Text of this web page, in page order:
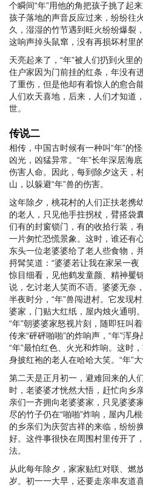
个瞬间“年”用他的角把孩子挑了起
孩子落地的声音反应过来，纷纷往
久，湿湿的竹节遇到旺火纷纷爆裂
这响声掉头鼠窜，没有再损坏村里的
天亮起来了，“年”被人们扔到火里
住户家因为门前挂的红条，年没有
了重伤，但是他却有着惊人的愈合
人们欢天喜地，后来，人们才知道
世。
传说二
相传，中国古时候有一种叫“年”的
凶光，凶猛异常。“年”长年深居海
伤害人命。因此，每到除夕这天，
山，以躲避“年”兽的伤害。
这年除夕，桃花村的人们正扶老携
的老人，只见他手拄拐杖，臂搭袋
们有的封窗锁门，有的收拾行装，
一片匆忙恐慌景象。这时，谁还有
东头一位老婆婆给了老人些食物，
捋髯笑道：“婆婆若让我在家呆一夜
惊目细看，见他鹤发童颜、精神矍
说，乞讨老人笑而不语。婆婆无奈
半夜时分，“年”兽闯进村。它发现
婆家，门贴大红纸，屋内烛火通明
“年”朝婆婆家怒视片刻，随即狂叫
传来“砰砰啪啪”的炸响声，“年”浑
“年”最怕红色、火光和炸响。这时
身披红袍的老人在哈哈大笑。“年”
第二天是正月初一，避难回来的人
时，老婆婆才恍然大悟，赶忙向乡
亲们一齐拥向老婆婆家，只见婆婆
尽的竹子仍在“啪啪”炸响，屋内
的乡亲们为庆贺吉祥的来临，纷纷
好。这件事很快在周围村里传开了
法。
从此每年除夕，家家贴红对联、燃
岁。初一一大早，还要走亲串友道